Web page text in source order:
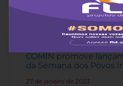
Junto às mulheres
COMIN promove
da Semana dos Povos
27 de janeiro de 2023